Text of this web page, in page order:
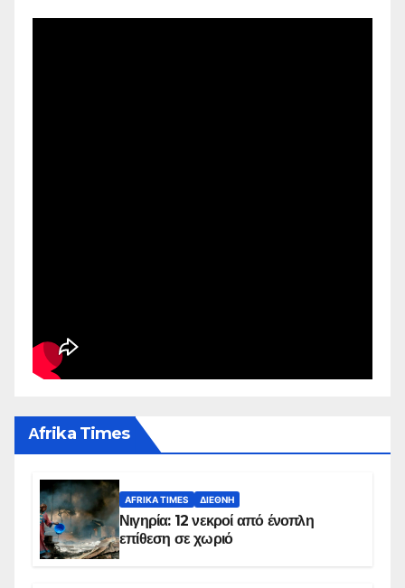
Αfrika Times
AFRIKA TIMES ΔΙΕΘΝΉ
Νιγηρία: 12 νεκροί από ένοπλη
επίθεση σε χωριό